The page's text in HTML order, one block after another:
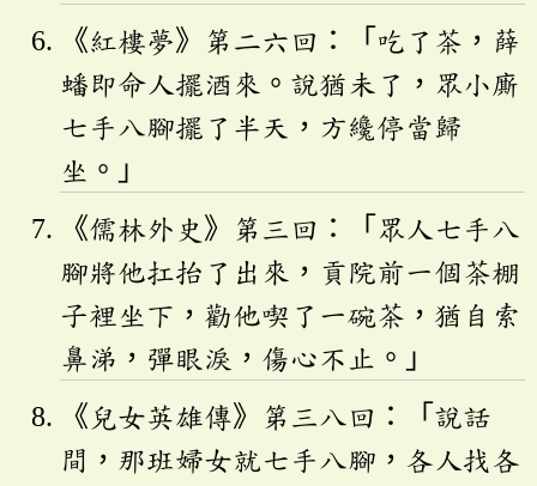
《紅樓夢》第二六回：「吃了茶，薛
蟠即命人擺酒來。說猶未了，眾小廝
七手八腳擺了半天，方纔停當歸
坐。」
《儒林外史》第三回：「眾人七手八
腳將他扛抬了出來，貢院前一個茶棚
子裡坐下，勸他喫了一碗茶，猶自索
鼻涕，彈眼淚，傷心不止。」
《兒女英雄傳》第三八回：「說話
間，那班婦女就七手八腳，各人找各